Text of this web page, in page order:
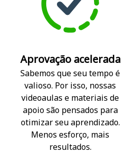
Aprovação acelerada
Sabemos que seu tempo é
valioso. Por isso, nossas
videoaulas e materiais de
apoio são pensados para
otimizar seu aprendizado.
Menos esforço, mais
resultados.